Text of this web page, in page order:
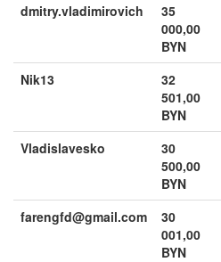
dmitry.vladimirovich
35
000,00
BYN
Nik13
32
501,00
BYN
Vladislavesko
30
500,00
BYN
farengfd@gmail.com
30
001,00
BYN